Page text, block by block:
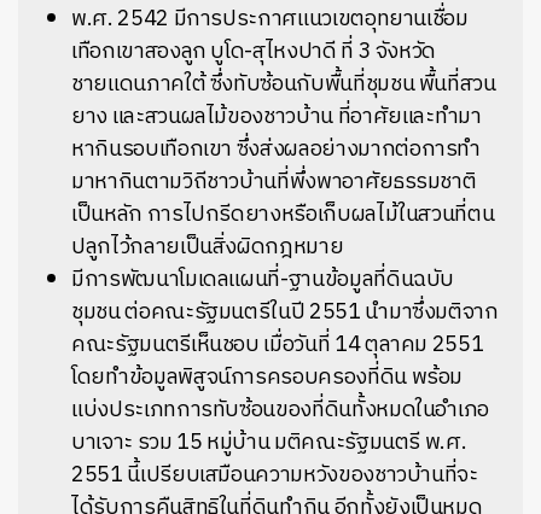
พ.ศ. 2542 มีการประกาศแนวเขตอุทยานเชื่อม
เทือกเขาสองลูก บูโด-สุไหงปาดี ที่ 3 จังหวัด
ชายแดนภาคใต้ ซึ่งทับซ้อนกับพื้นที่ชุมชน พื้นที่สวน
ยาง และสวนผลไม้ของชาวบ้าน ที่อาศัยและทำมา
หากินรอบเทือกเขา ซึ่งส่งผลอย่างมากต่อการทำ
มาหากินตามวิถีชาวบ้านที่พึ่งพาอาศัยธรรมชาติ
เป็นหลัก การไปกรีดยางหรือเก็บผลไม้ในสวนที่ตน
ปลูกไว้กลายเป็นสิ่งผิดกฎหมาย
มีการพัฒนาโมเดลแผนที่-ฐานข้อมูลที่ดินฉบับ
ชุมชน ต่อคณะรัฐมนตรีในปี 2551 นำมาซึ่งมติจาก
คณะรัฐมนตรีเห็นชอบ เมื่อวันที่ 14 ตุลาคม 2551
โดยทำข้อมูลพิสูจน์การครอบครองที่ดิน พร้อม
แบ่งประเภทการทับซ้อนของที่ดินทั้งหมดในอำเภอ
บาเจาะ รวม 15 หมู่บ้าน มติคณะรัฐมนตรี พ.ศ.
2551 นี้เปรียบเสมือนความหวังของชาวบ้านที่จะ